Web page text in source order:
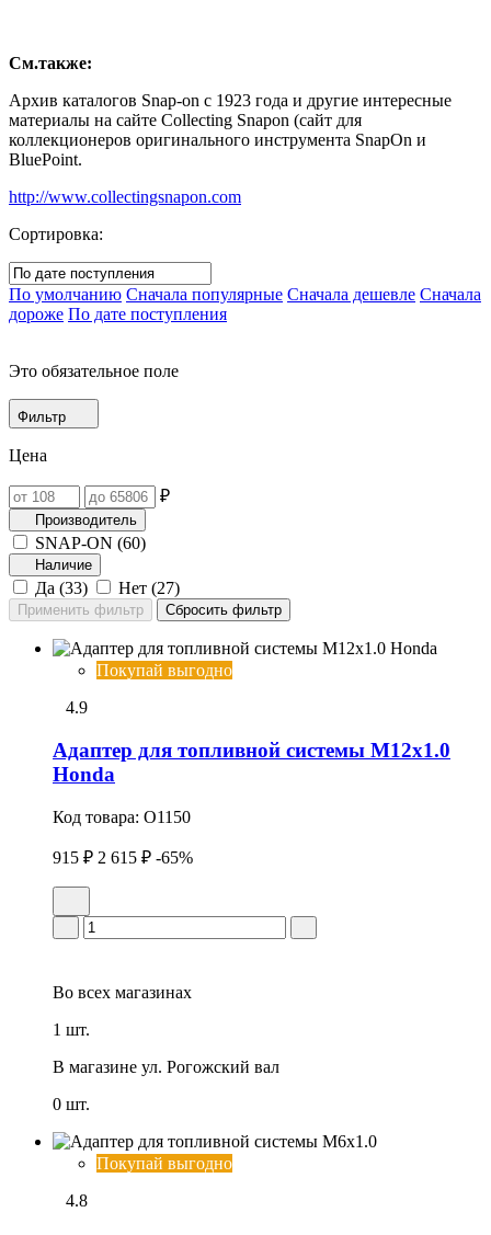
См.также:
Архив каталогов Snap-on с 1923 года и другие интересные
материалы на сайте Collecting Snapon (сайт для
коллекционеров оригинального инструмента SnapOn и
BluePoint.
http://www.collectingsnapon.com
Сортировка:
По умолчанию Сначала популярные Сначала дешевле Сначала
дороже По дате поступления
Это обязательное поле
Фильтр
Цена
₽
Производитель
SNAP-ON (60)
Наличие
Да (33) Нет (27)
Покупай выгодно
4.9
Адаптер для топливной системы М12х1.0
Honda
Код товара: O1150
915 ₽ 2 615 ₽ -65%
Во всех магазинах
1 шт.
В магазине ул. Рогожский вал
0 шт.
Покупай выгодно
4.8